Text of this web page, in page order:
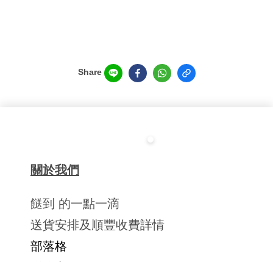
Share
關於我們
餸到 的一點一滴
送貨安排及順豐收費詳情
部落格